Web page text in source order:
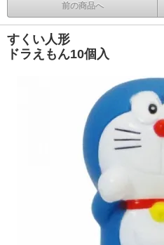
前の商品へ
すくい人形
ドラえもん10個入